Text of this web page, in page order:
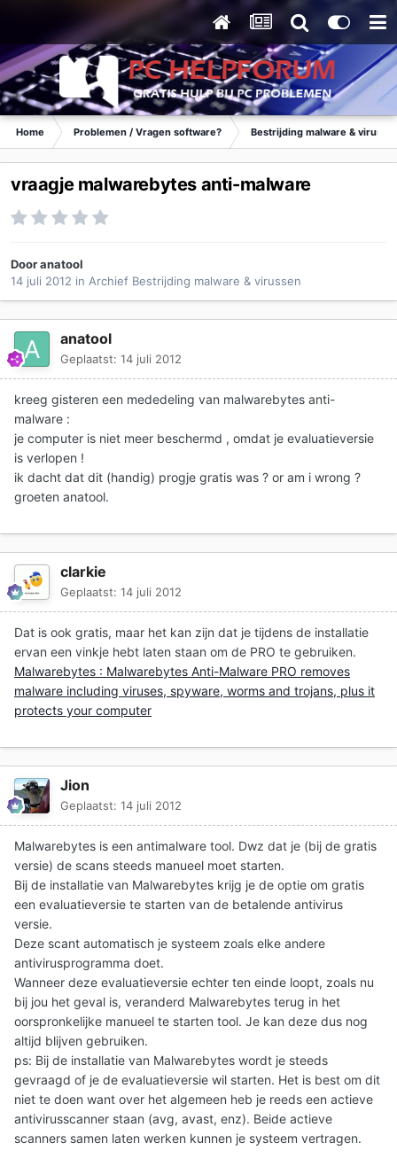
Home Problemen / Vragen software? Bestrijding malware &
vraagje malwarebytes anti-malware
Dooranatool
14 juli 2012 in Archief Bestrijding malware & virussen
anatool
Geplaatst: 14 juli 2012
kreeg gisteren een mededeling van malwarebytes anti-
malware :
je computer is niet meer beschermd , omdat je evaluatieversie
is verlopen !
ik dacht dat dit (handig) progje gratis was ? or am i wrong ?
groeten anatool.
clarkie
Geplaatst: 14 juli 2012
Dat is ook gratis, maar het kan zijn dat je tijdens de installatie
ervan een vinkje hebt laten staan om de PRO te gebruiken.
Malwarebytes : Malwarebytes Anti-Malware PRO removes
malware including viruses, spyware, worms and trojans, plus it
protects your computer
Jion
Geplaatst: 14 juli 2012
Malwarebytes is een antimalware tool. Dwz dat je (bij de gratis
versie) de scans steeds manueel moet starten.
Bij de installatie van Malwarebytes krijg je de optie om gratis
een evaluatieversie te starten van de betalende antivirus
versie.
Deze scant automatisch je systeem zoals elke andere
antivirusprogramma doet.
Wanneer deze evaluatieversie echter ten einde loopt, zoals nu
bij jou het geval is, veranderd Malwarebytes terug in het
oorspronkelijke manueel te starten tool. Je kan deze dus nog
altijd blijven gebruiken.
ps: Bij de installatie van Malwarebytes wordt je steeds
gevraagd of je de evaluatieversie wil starten. Het is best om dit
niet te doen want over het algemeen heb je reeds een actieve
antivirusscanner staan (avg, avast, enz). Beide actieve
scanners samen laten werken kunnen je systeem vertragen.